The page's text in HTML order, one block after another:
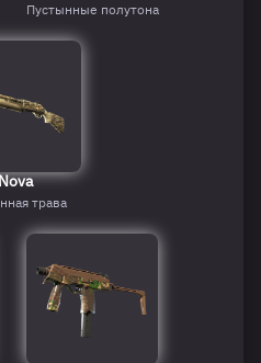
Пустынные полутона
трава